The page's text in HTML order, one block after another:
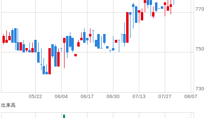
08/07
07/27
07/13
06/30
06/17
06/04
05/22
730
750
770
出来高